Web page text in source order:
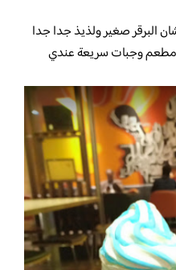
انا اكل ٧ برقر حطيته ٤ عشان البرقر صغير ولذيذ جدا جدا
مطعم وجبات سريعة عندي